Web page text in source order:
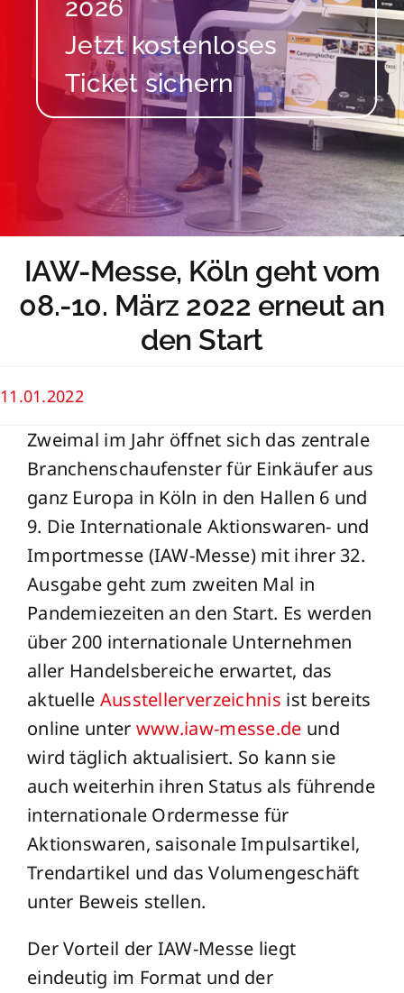
2026
IAW-Messe, Köln geht vom
08.-10. März 2022 erneut an
den Start
11.01.2022
Zweimal im Jahr öffnet sich das zentrale
Branchenschaufenster für Einkäufer aus
ganz Europa in Köln in den Hallen 6 und
9. Die Internationale Aktionswaren- und
Importmesse (IAW-Messe) mit ihrer 32.
Ausgabe geht zum zweiten Mal in
Pandemiezeiten an den Start. Es werden
über 200 internationale Unternehmen
aller Handelsbereiche erwartet, das
aktuelle Ausstellerverzeichnis ist bereits
online unter www.iaw-messe.de und
wird täglich aktualisiert. So kann sie
auch weiterhin ihren Status als führende
internationale Ordermesse für
Aktionswaren, saisonale Impulsartikel,
Trendartikel und das Volumengeschäft
unter Beweis stellen.
Der Vorteil der IAW-Messe liegt
eindeutig im Format und der